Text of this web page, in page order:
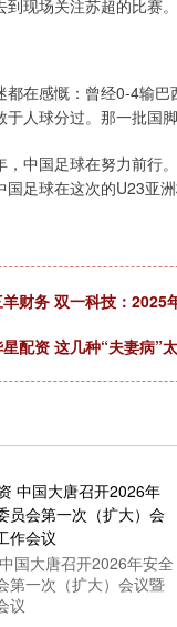
现场关注苏超的比赛。
都在感慨：曾经0-4输
于人球分过。那一批国
，中国足球在努力前行
国足球在这次的U23亚
财务 双一科技：2025
配资 这几种“夫妻病”
国大唐召开2026年安全
第一次（扩大）会议暨
议